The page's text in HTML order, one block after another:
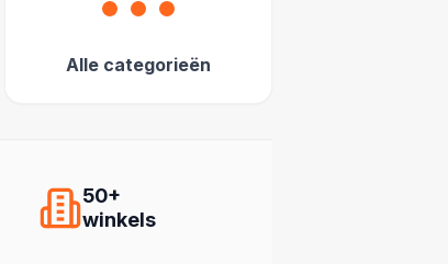
Alle categorieën
50+
winkels